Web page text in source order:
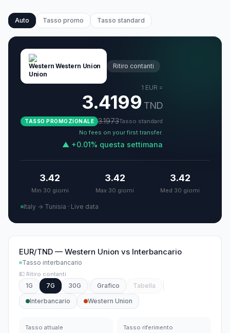
Auto Tasso promo Tasso standard
Western Union Ritiro contanti
1 EUR =
3.4199 TND
TASSO PROMOZIONALE 3.1973Tasso standard
No fees on your first transfer.
▲ +0.01% questa settimana
3.42
Min 30 giorni
3.42
Max 30 giorni
3.42
Med 30 giorni
Italy → Tunisia · Live data
EUR/TND — Western Union vs Interbancario
Tasso interbancario
💵 Ritiro contanti
1G 7G 30G Grafico
Tabella
Interbancario
Western Union
Tasso attuale Tasso riferimento